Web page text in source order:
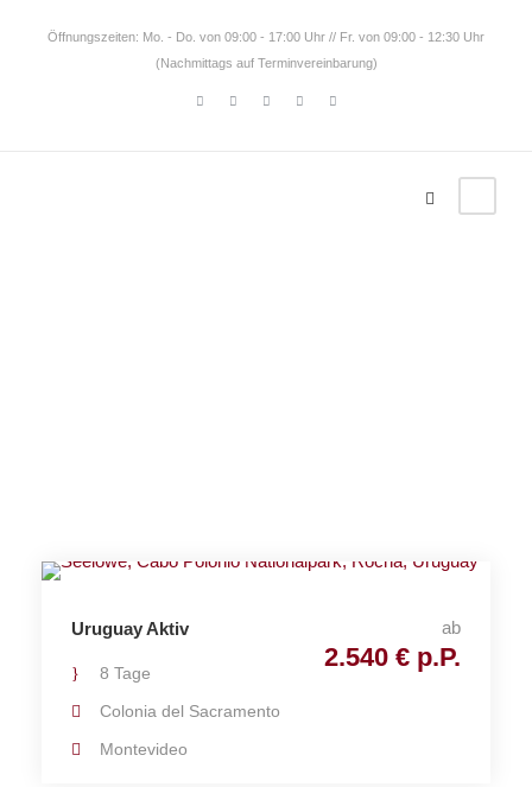
Öffnungszeiten: Mo. - Do. von 09:00 - 17:00 Uhr // Fr. von 09:00 - 12:30 Uhr
(Nachmittags auf Terminvereinbarung)
Uruguay Aktiv ab
2.540 € p.P.
8 Tage
Colonia del Sacramento
Montevideo